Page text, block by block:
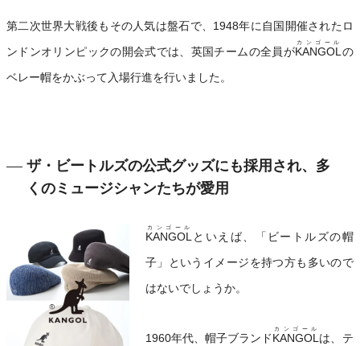
第二次世界大戦後もその人気は盤石で、1948年に自国開催されたロ
ンドンオリンピックの開会式では、英国チームの全員がKANGOL
カンゴール
の
ベレー帽をかぶって入場行進を行いました。
ザ・ビートルズの公式グッズにも採用され、多
くのミュージシャンたちが愛用
KANGOL
カンゴール
といえば、「ビートルズの帽
子」というイメージを持つ方も多いので
はないでしょうか。
1960年代、帽子ブランドKANGOL
カンゴール
は、テ